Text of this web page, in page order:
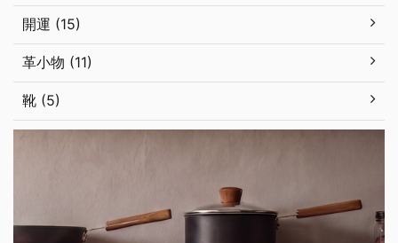
開運 (15)
革小物 (11)
靴 (5)